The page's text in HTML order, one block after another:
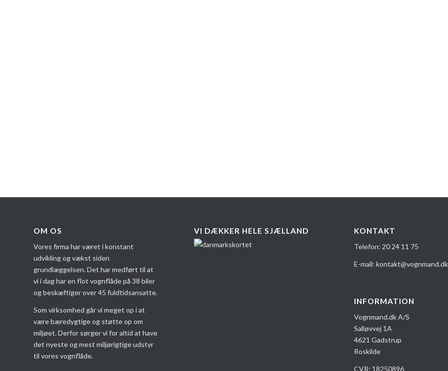
OM OS
Vores firma har været i konstant
udvikling og vækst siden
grundlæggelsen. Det har medført til at
vi i dag har en flot vognflåde på 38 biler
og beskæftiger over 45 fuldtidsansatte.
Som virksomhed går vi meget op i at
være bæredygtige og støtte op om
miljøet. Derfor sørger vi for altid at have
det nyeste og mest miljørigtige udstyr
til vores vognflåde.
VI DÆKKER HELE SJÆLLAND KONTAKT
Telefon: 20 24 1​1 75
E-mail:kontakt@vognmand.dk
INFORMATION
Vognmand.dk A/S
Salløvvej 1A
4621 Gadstrup
Roskilde
CVR: 18250896